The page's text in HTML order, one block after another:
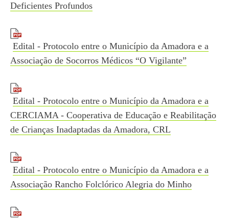
Deficientes Profundos
Edital - Protocolo entre o Município da Amadora e a
Associação de Socorros Médicos “O Vigilante”
Edital - Protocolo entre o Município da Amadora e a
CERCIAMA - Cooperativa de Educação e Reabilitação
de Crianças Inadaptadas da Amadora, CRL
Edital - Protocolo entre o Município da Amadora e a
Associação Rancho Folclórico Alegria do Minho